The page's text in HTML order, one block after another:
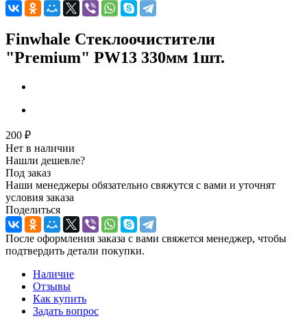
Finwhale Стеклоочистители
"Premium" PW13 330мм 1шт.
200 ₽
Нет в наличии
Нашли дешевле?
Под заказ
Наши менеджеры обязательно свяжутся с вами и уточнят
условия заказа
Поделиться
После оформления заказа с вами свяжется менеджер, чтобы
подтвердить детали покупки.
Наличие
Отзывы
Как купить
Задать вопрос